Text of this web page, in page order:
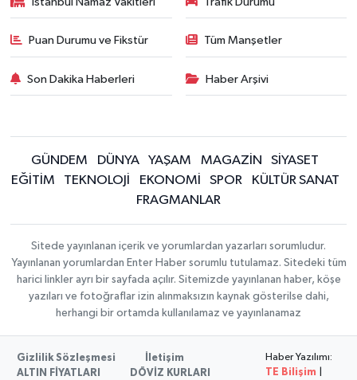
Puan Durumu ve Fikstür Tüm Manşetler
Son Dakika Haberleri Haber Arşivi
GÜNDEM DÜNYA YAŞAM MAGAZİN
SİYASET
EĞİTİM
TEKNOLOJİ EKONOMİ SPOR
KÜLTÜR SANAT
FRAGMANLAR
Sitede yayınlanan içerik ve yorumlardan yazarları sorumludur.
Yayınlanan yorumlardan Enter Haber sorumlu tutulamaz. Sitedeki tüm
harici linkler ayrı bir sayfada açılır. Sitemizde yayınlanan haber, köşe
yazıları ve fotoğraflar izin alınmaksızın kaynak gösterilse dahi,
herhangi bir ortamda kullanılamaz ve yayınlanamaz
Gizlilik Sözleşmesi
İletişim
ALTIN FİYATLARI
DÖVİZ KURLARI
Haber Yazılımı:
TE Bilişim